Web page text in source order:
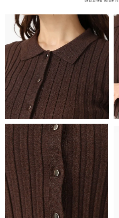
tujuan pengumpulan, pemprosesan
diperlukan untuk pengebilan ansuran,
pengesahan semula dan pembetulan.
Untuk terma perkhidmatan penuh, sila
https://oppay.tw/userRule"
style">https://oppay.tw/userRule
【Panduan Penggunaan Pembayaran
1. Perkhidmatan ini disediakan oleh
mudah alih boleh segera
(Hanya untuk nombor langganan
dan kad prabayar)
2. Pilihan kaedah pembayaran
pesanan ditubuhkan, akan secara
transaksi Gogo, selepas pengesahan
ansuran yang diingini, tarikh akhir
mengesahkan pembayaran, transaksi
3. Jumlah kelulusan sebenar, bilangan
adalah berdasarkan halaman
4. Dalam masa 30 minit selepas
untuk mengesahkan transaksi atau jika
akan dibatalkan secara automatik. Jika
penggunaan perkhidmatan. Sila rujuk
(https://aftee.tw/privacypolicy/
) untuk
Jumlah yang diperakui untuk
kelulusan boleh sehingga NT$10,000.
pembayaran dalam tempoh tersebut,
20% setahun akan dikenakan.
mendapatkan kebenaran daripada ibu
untuk menggunakan AFTEE.
Sila hubungi NP Taiwan Inc. di
mempunyai sebarang kebimbangan
penggunaan pada data peribadi. Jika
peribadi yang disenaraikan seperti di
oleh AFTEE, sila jangan gunakan